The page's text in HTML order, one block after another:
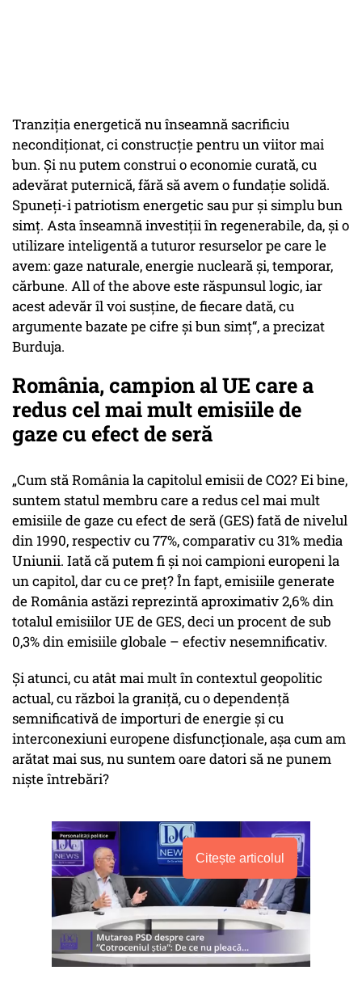
Tranziția energetică nu înseamnă sacrificiu
necondiționat, ci construcție pentru un viitor mai
bun. Și nu putem construi o economie curată, cu
adevărat puternică, fără să avem o fundație solidă.
Spuneți-i patriotism energetic sau pur și simplu bun
simț. Asta înseamnă investiții în regenerabile, da, și o
utilizare inteligentă a tuturor resurselor pe care le
avem: gaze naturale, energie nucleară și, temporar,
cărbune. All of the aboveeste răspunsul logic, iar
acest adevăr îl voi susține, de fiecare dată, cu
argumente bazate pe cifre și bun simț“, a precizat
Burduja.
România, campion al UE care a
redus cel mai mult emisiile de
gaze cu efect de seră
„Cum stă România la capitolul emisii de CO2? Ei bine,
suntem statul membru care a redus cel mai mult
emisiile de gaze cu efect de seră (GES) fată de nivelul
din 1990, respectiv cu 77%, comparativ cu 31% media
Uniunii. Iată că putem fi și noi campioni europeni la
un capitol, dar cu ce preț? În fapt, emisiile generate
de România astăzi reprezintă aproximativ 2,6% din
totalul emisiilor UE de GES, deci un procent de sub
0,3% din emisiile globale – efectiv nesemnificativ.
Și atunci, cu atât mai mult în contextul geopolitic
actual, cu război la graniță, cu o dependență
semnificativă de importuri de energie și cu
interconexiuni europene disfuncționale, așa cum am
arătat mai sus, nu suntem oare datori să ne punem
niște întrebări?
Citește articolul